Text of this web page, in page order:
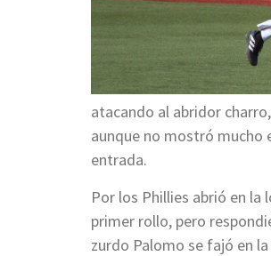
atacando al abridor
aunque no mostró mucho
entrada.
Por los Phillies abrió en
primer rollo, pero
zurdo Palomo se fajó en